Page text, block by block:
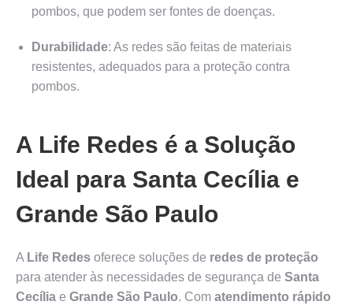
pombos, que podem ser fontes de doenças.
Durabilidade: As redes são feitas de materiais
resistentes, adequados para a proteção contra
pombos.
A Life Redes é a Solução
Ideal para Santa Cecília e
Grande São Paulo
A Life Redes oferece soluções de redes de proteção
para atender às necessidades de segurança de Santa
Cecília e Grande São Paulo. Com atendimento rápido